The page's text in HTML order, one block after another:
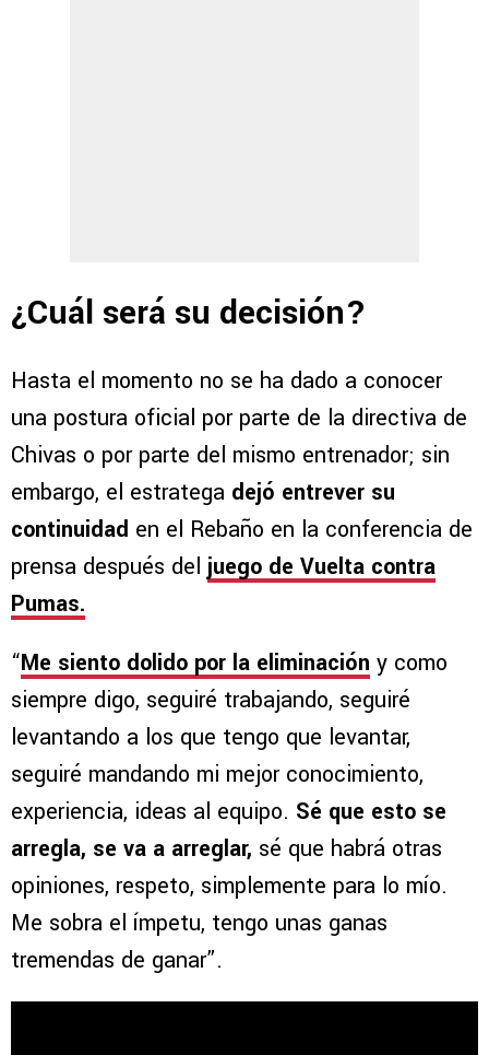
¿Cuál será su decisión?
Hasta el momento no se ha dado a conocer
una postura oficial por parte de la directiva de
Chivas o por parte del mismo entrenador; sin
embargo, el estratega dejó entrever su
continuidad en el Rebaño en la conferencia de
prensa después del juego de Vuelta contra
Pumas.
“Me siento dolido por la eliminación y como
siempre digo, seguiré trabajando, seguiré
levantando a los que tengo que levantar,
seguiré mandando mi mejor conocimiento,
experiencia, ideas al equipo. Sé que esto se
arregla, se va a arreglar, sé que habrá otras
opiniones, respeto, simplemente para lo mío.
Me sobra el ímpetu, tengo unas ganas
tremendas de ganar”.